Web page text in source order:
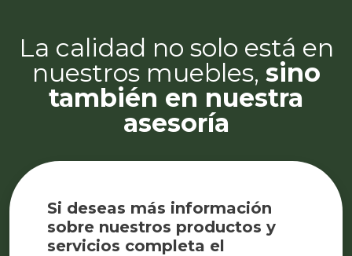
La calidad no solo está en
nuestros muebles, sino
también en nuestra
asesoría
Si deseas más información
sobre nuestros productos y
servicios completa el